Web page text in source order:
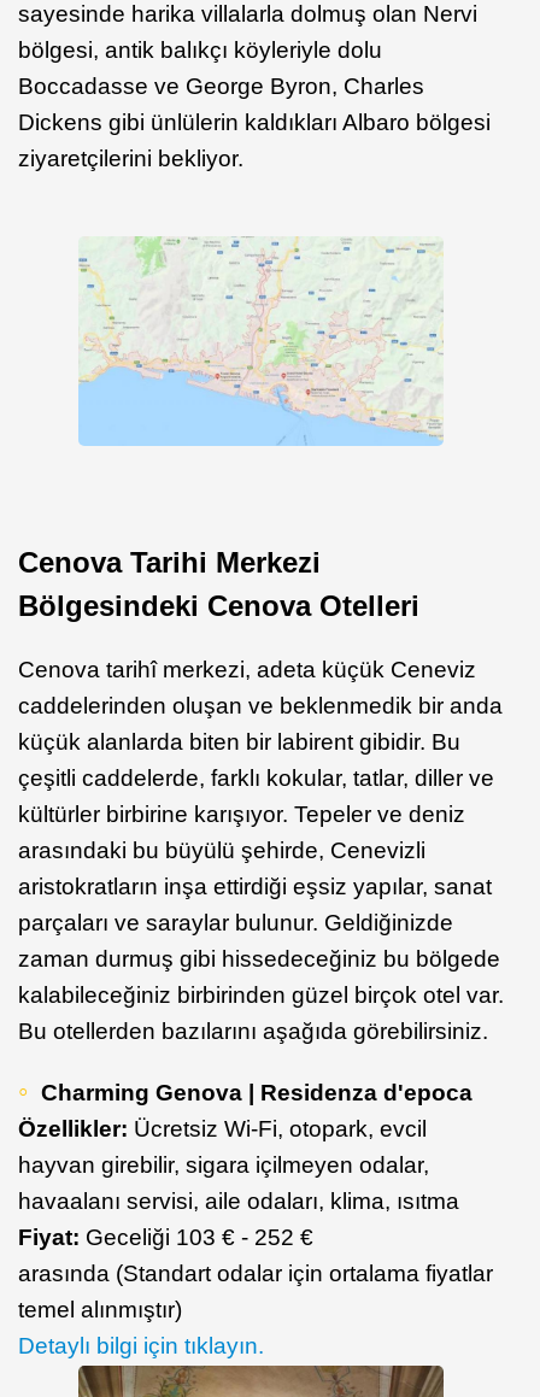
sayesinde harika villalarla dolmuş olan Nervi
bölgesi, antik balıkçı köyleriyle dolu
Boccadasse ve George Byron, Charles
Dickens gibi ünlülerin kaldıkları Albaro bölgesi
ziyaretçilerini bekliyor.
Cenova Tarihi Merkezi
Bölgesindeki Cenova Otelleri
Cenova tarihî merkezi, adeta küçük Ceneviz
caddelerinden oluşan ve beklenmedik bir anda
küçük alanlarda biten bir labirent gibidir. Bu
çeşitli caddelerde, farklı kokular, tatlar, diller ve
kültürler birbirine karışıyor. Tepeler ve deniz
arasındaki bu büyülü şehirde, Cenevizli
aristokratların inşa ettirdiği eşsiz yapılar, sanat
parçaları ve saraylar bulunur. Geldiğinizde
zaman durmuş gibi hissedeceğiniz bu bölgede
kalabileceğiniz birbirinden güzel birçok otel var.
Bu otellerden bazılarını aşağıda görebilirsiniz.
Charming Genova | Residenza d'epoca
Özellikler: Ücretsiz Wi-Fi, otopark, evcil
hayvan girebilir, sigara içilmeyen odalar,
havaalanı servisi, aile odaları, klima, ısıtma
Fiyat: Geceliği 103 € - 252 €
arasında (Standart odalar için ortalama fiyatlar
temel alınmıştır)
Detaylı bilgi için tıklayın.